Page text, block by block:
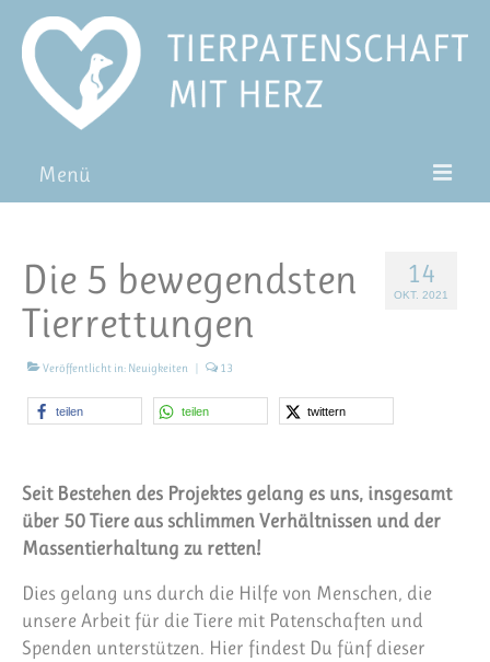
Menü
Pat*in werden
Patenschaft verschenken
Blog
FAQ
14
OKT. 2021
Die 5 bewegendsten
Tierrettungen
Veröffentlicht in: Neuigkeiten | 13
teilen teilen twittern
Seit Bestehen des Projektes gelang es uns, insgesamt
über 50 Tiere aus schlimmen Verhältnissen und der
Massentierhaltung zu retten!
Dies gelang uns durch die Hilfe von Menschen, die
unsere Arbeit für die Tiere mit Patenschaften und
Spenden unterstützen. Hier findest Du fünf dieser